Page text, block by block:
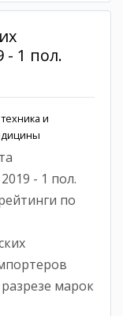
- 1 пол.
и
- 1 пол.
по
марок